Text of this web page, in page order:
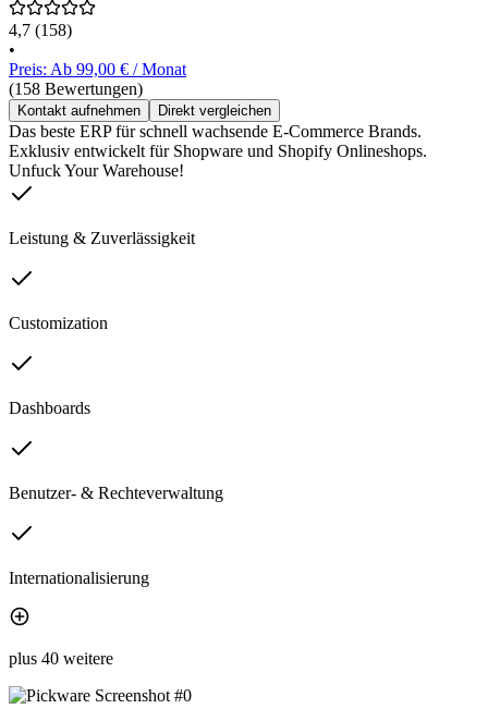
4,7 (158)
•
Preis: Ab 99,00 € / Monat
(158 Bewertungen)
Kontakt aufnehmen Direkt vergleichen
Das beste ERP für schnell wachsende E-Commerce Brands.
Exklusiv entwickelt für Shopware und Shopify Onlineshops.
Unfuck Your Warehouse!
Leistung & Zuverlässigkeit
Customization
Dashboards
Benutzer- & Rechteverwaltung
Internationalisierung
plus 40 weitere